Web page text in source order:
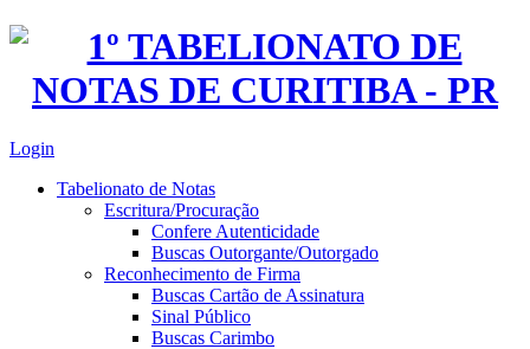
Login
Tabelionato de Notas
Escritura/Procuração
Confere Autenticidade
Buscas Outorgante/Outorgado
Reconhecimento de Firma
Buscas Cartão de Assinatura
Sinal Público
Buscas Carimbo